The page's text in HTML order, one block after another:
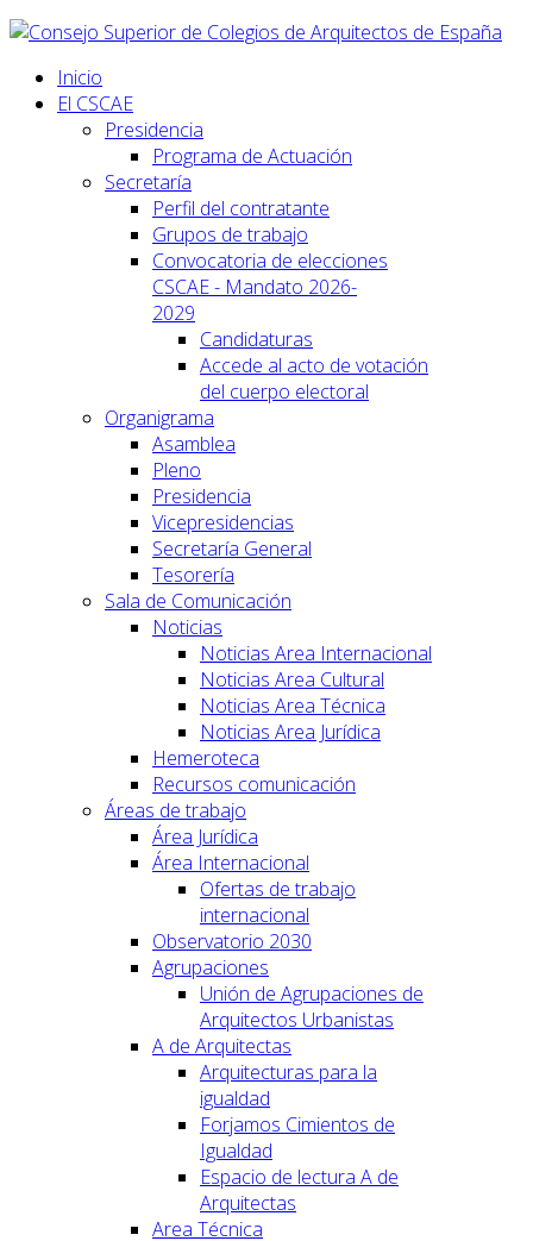
Inicio
El CSCAE
Presidencia
Programa de Actuación
Secretaría
Perfil del contratante
Grupos de trabajo
Convocatoria de elecciones
CSCAE - Mandato 2026-
2029
Candidaturas
Accede al acto de votación
del cuerpo electoral
Organigrama
Asamblea
Pleno
Presidencia
Vicepresidencias
Secretaría General
Tesorería
Sala de Comunicación
Noticias
Noticias Area Internacional
Noticias Area Cultural
Noticias Area Técnica
Noticias Area Jurídica
Hemeroteca
Recursos comunicación
Áreas de trabajo
Área Jurídica
Área Internacional
Ofertas de trabajo
internacional
Observatorio 2030
Agrupaciones
Unión de Agrupaciones de
Arquitectos Urbanistas
A de Arquitectas
Arquitecturas para la
igualdad
Forjamos Cimientos de
Igualdad
Espacio de lectura A de
Arquitectas
Area Técnica